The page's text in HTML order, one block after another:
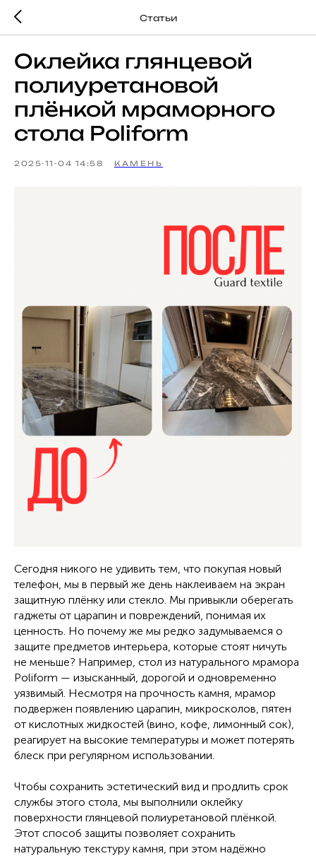
Статьи
Оклейка глянцевой
полиуретановой
плёнкой мраморного
стола Poliform
2025-11-04 14:58 КАМЕНЬ
Сегодня никого не удивить тем, что покупая новый
телефон, мы в первый же день наклеиваем на экран
защитную плёнку или стекло. Мы привыкли оберегать
гаджеты от царапин и повреждений, понимая их
ценность. Но почему же мы редко задумываемся о
защите предметов интерьера, которые стоят ничуть
не меньше? Например, стол из натурального мрамора
Poliform — изысканный, дорогой и одновременно
уязвимый. Несмотря на прочность камня, мрамор
подвержен появлению царапин, микросколов, пятен
от кислотных жидкостей (вино, кофе, лимонный сок),
реагирует на высокие температуры и может потерять
блеск при регулярном использовании.
Чтобы сохранить эстетический вид и продлить срок
службы этого стола, мы выполнили оклейку
поверхности глянцевой полиуретановой плёнкой.
Этот способ защиты позволяет сохранить
натуральную текстуру камня, при этом надёжно